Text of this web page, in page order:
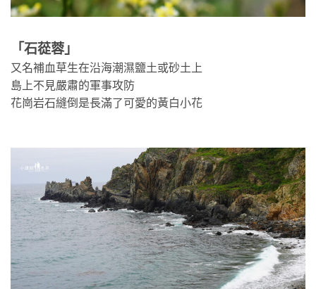
「石蓯蓉」
又名補血草生在沿海潮濕鹽土或砂土上
島上不見嚴肅的軍事攻防
花崗岩石縫倒是長滿了可愛的黃白小花